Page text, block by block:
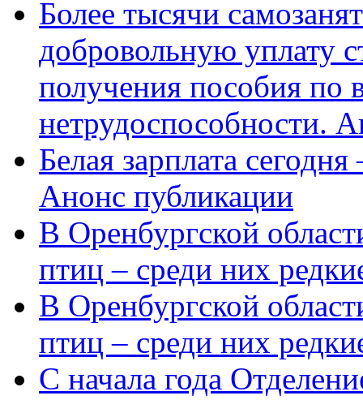
Более тысячи
добровольную уплату
получения пособия по
нетрудоспособности.
Белая зарплата
Анонс публикации
В Оренбургской
птиц – среди них
В Оренбургской
птиц – среди них
С начала года